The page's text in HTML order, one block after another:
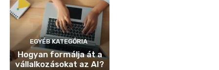
EGYÉB KATEGÓRIA
Hogyan formálja át a
vállalkozásokat az AI?